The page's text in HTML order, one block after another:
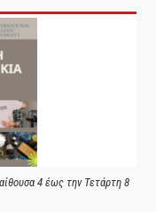
4 έως την Τετάρτη 8